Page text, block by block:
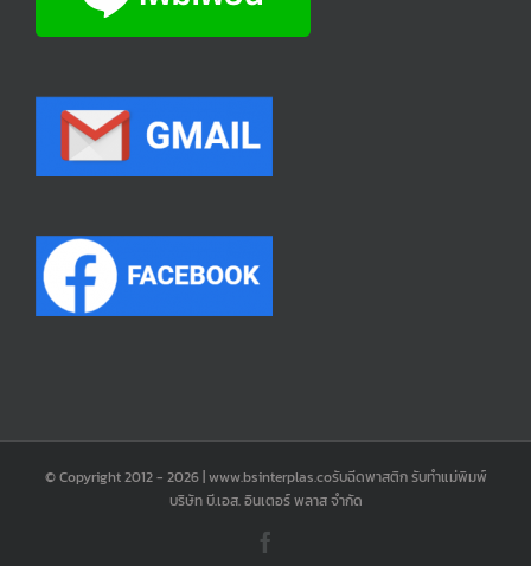
© Copyright 2012 - 2026 | www.bsinterplas.coรับฉีดพาสติก รับทำแม่พิมพ์
บริษัท บี.เอส. อินเตอร์ พลาส จำกัด